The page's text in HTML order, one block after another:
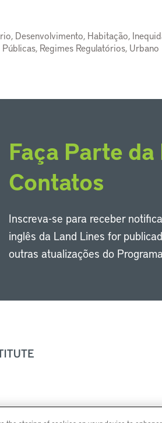
Desenvolvimento, Habitação,
Regimes Regulatórios, Urbano
Faça Parte
Contatos
Inscreva-se para receber
inglês da Land Lines for
outras atualizações do